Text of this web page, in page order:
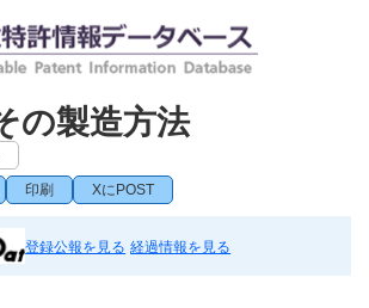
の製造方法
印刷 XにPOST
登録公報を見る 経過情報を見る